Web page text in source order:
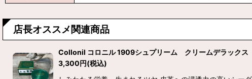
店長オススメ関連商品
Collonil コロニル 1909シュプリーム クリームデラック
3,300円(税込)